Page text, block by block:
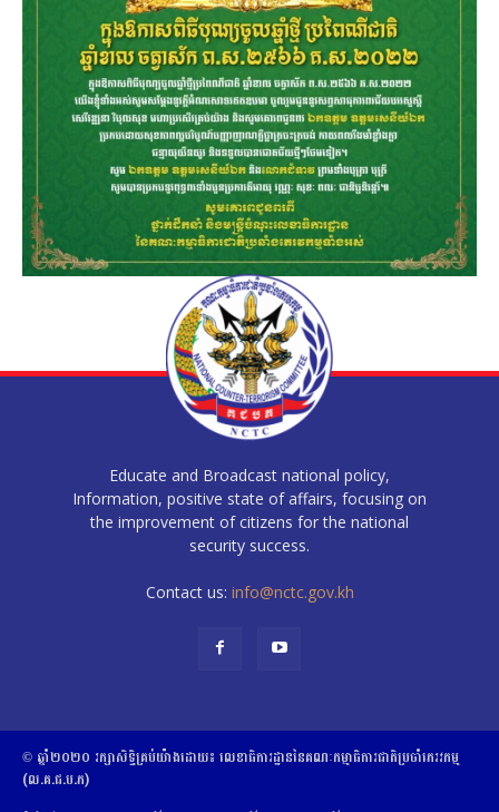
Educate and Broadcast national policy,
Information, positive state of affairs, focusing on
the improvement of citizens for the national
security success.
Contact us: info@nctc.gov.kh
© ឆ្នាំ២០២០​ ​រក្សាសិទ្ធិ​គ្រប់យ៉ាង​ដោយ​៖​ ​លេខាធិការដ្ឋាននៃគណៈកម្មាធិការជាតិប្រចាំភេរវកម្ម
(ល.គ.ជ.ប.ភ)